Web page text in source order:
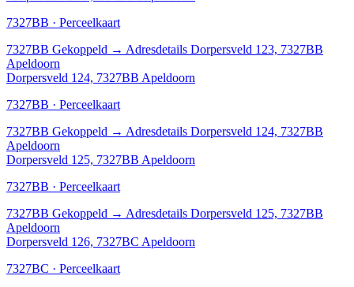
7327BB · Perceelkaart
7327BB Gekoppeld → Adresdetails Dorpersveld 123, 7327BB
Apeldoorn
Dorpersveld 124, 7327BB Apeldoorn
7327BB · Perceelkaart
7327BB Gekoppeld → Adresdetails Dorpersveld 124, 7327BB
Apeldoorn
Dorpersveld 125, 7327BB Apeldoorn
7327BB · Perceelkaart
7327BB Gekoppeld → Adresdetails Dorpersveld 125, 7327BB
Apeldoorn
Dorpersveld 126, 7327BC Apeldoorn
7327BC · Perceelkaart